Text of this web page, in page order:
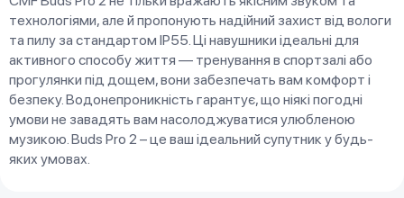
технологіями, але й пропонують надійний захист від вологи
та пилу за стандартом IP55. Ці навушники ідеальні для
активного способу життя — тренування в спортзалі або
прогулянки під дощем, вони забезпечать вам комфорт і
безпеку. Водонепроникність гарантує, що ніякі погодні
умови не завадять вам насолоджуватися улюбленою
музикою. Buds Pro 2 – це ваш ідеальний супутник у будь-
яких умовах.